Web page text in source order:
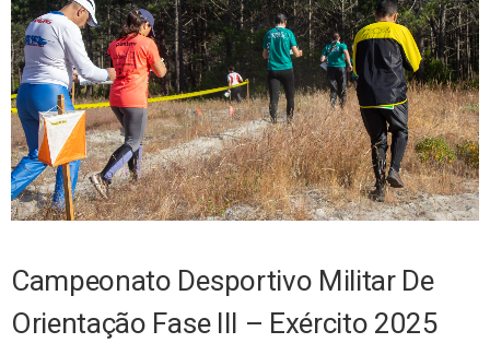
Campeonato Desportivo Militar De
Orientação Fase III – Exército 2025